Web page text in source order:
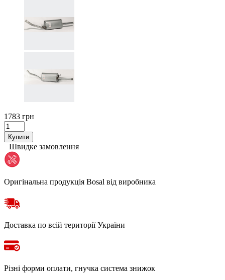
1783 грн
Купити
Швидке замовлення
Оригінальна продукція Bosal від виробника
Доставка по всій території України
Різні форми оплати, гнучка система знижок